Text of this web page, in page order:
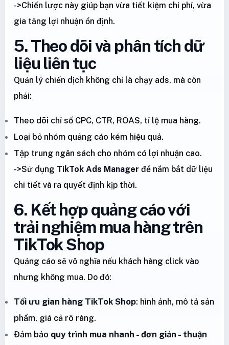
->Chiến lược này giúp bạn vừa tiết kiệm chi phí, vừa
gia tăng lợi nhuận ổn định.
5. Theo dõi và phân tích dữ
liệu liên tục
Quản lý chiến dịch không chỉ là chạy ads, mà còn
phải:
Theo dõi chỉ số CPC, CTR, ROAS, tỉ lệ mua hàng.
Loại bỏ nhóm quảng cáo kém hiệu quả.
Tập trung ngân sách cho nhóm có lợi nhuận cao.
->Sử dụng TikTok Ads Manager để nắm bắt dữ liệu
chi tiết và ra quyết định kịp thời.
6. Kết hợp quảng cáo với
trải nghiệm mua hàng trên
TikTok Shop
Quảng cáo sẽ vô nghĩa nếu khách hàng click vào
nhưng không mua. Do đó:
Tối ưu gian hàng TikTok Shop: hình ảnh, mô tả sản
phẩm, giá cả rõ ràng.
Đảm bảo quy trình mua nhanh - đơn giản - thuận